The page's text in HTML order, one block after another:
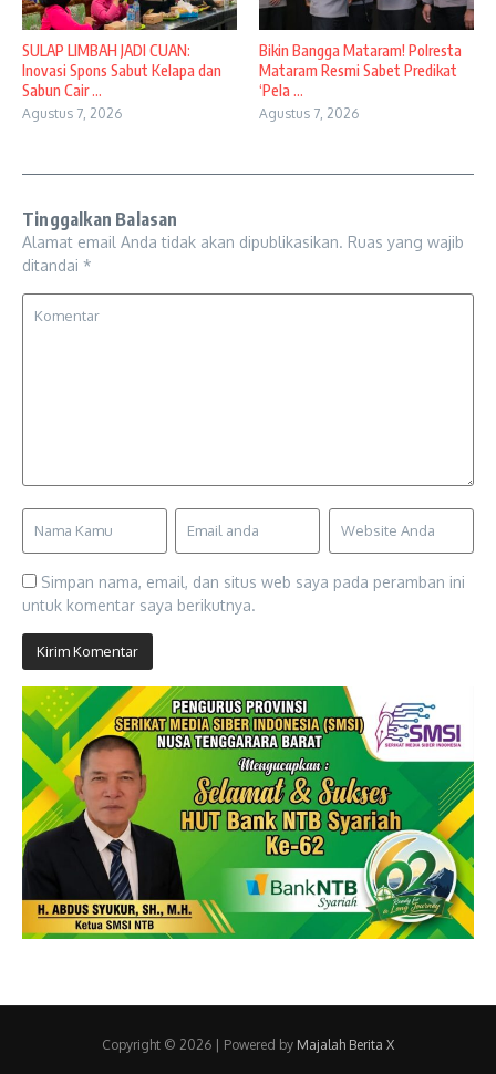
SULAP LIMBAH JADI CUAN:
Inovasi Spons Sabut Kelapa dan
Sabun Cair ...
Agustus 7, 2026
Bikin Bangga Mataram! Polresta
Mataram Resmi Sabet Predikat
‘Pela ...
Agustus 7, 2026
Tinggalkan Balasan
Alamat email Anda tidak akan dipublikasikan. Ruas yang wajib
ditandai *
Simpan nama, email, dan situs web saya pada peramban ini
untuk komentar saya berikutnya.
Copyright © 2026 | Powered by Majalah Berita X